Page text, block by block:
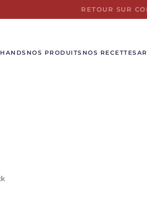
RETOUR SUR
NOS PRODUITS NOS RECETTES